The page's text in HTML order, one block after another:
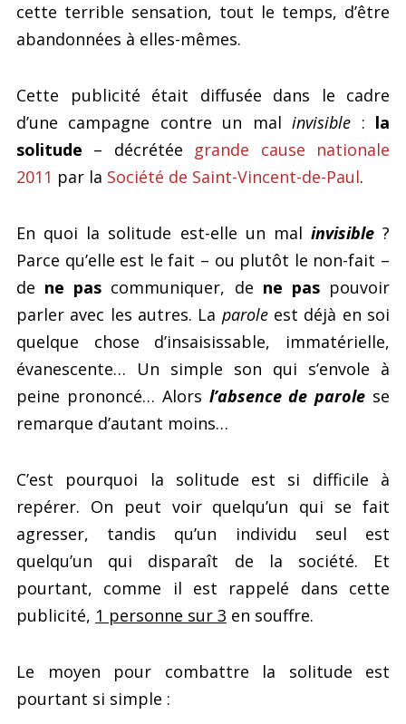
cette terrible sensation, tout le temps, d’être
abandonnées à elles-mêmes.
Cette publicité était diffusée dans le cadre
d’une campagne contre un malinvisible : la
solitude – décrétée grande cause nationale
2011 par la Société de Saint-Vincent-de-Paul.
En quoi la solitude est-elle un mal invisible?
Parce qu’elle est le fait – ou plutôt le non-fait –
de ne pas communiquer, de ne paspouvoir
parler avec les autres. La paroleest déjà en soi
quelque chose d’insaisissable, immatérielle,
évanescente… Un simple son qui s’envole à
peine prononcé… Alors l’absence de parole se
remarque d’autant moins…
C’est pourquoi la solitude est si difficile à
repérer. On peut voir quelqu’un qui se fait
agresser, tandis qu’un individu seul est
quelqu’un qui disparaît de la société. Et
pourtant, comme il est rappelé dans cette
publicité, 1 personne sur 3 en souffre.
Le moyen pour combattre la solitude est
pourtant si simple :